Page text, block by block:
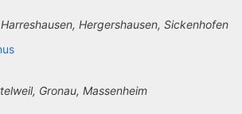
Hergershausen, Sickenhofen
Gronau, Massenheim